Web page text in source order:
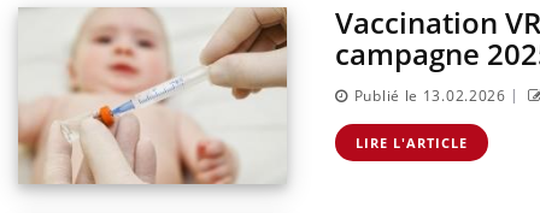
Vaccination
campagne
Publié le 13.02.2026 |
LIRE L'ARTICLE